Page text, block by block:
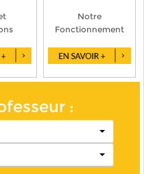
Notre
Fonctionnement
: